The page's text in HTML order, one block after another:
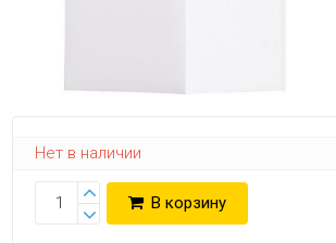
Нет в наличии
В корзину